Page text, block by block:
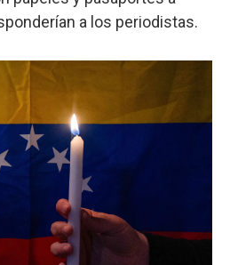
a los periodistas.